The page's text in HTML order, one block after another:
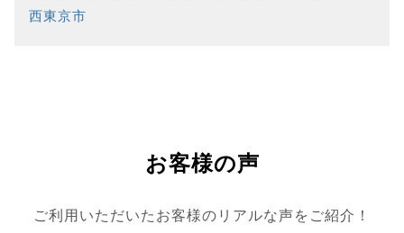
西東京市
お客様の声
ご利用いただいたお客様のリアルな声をご紹介！